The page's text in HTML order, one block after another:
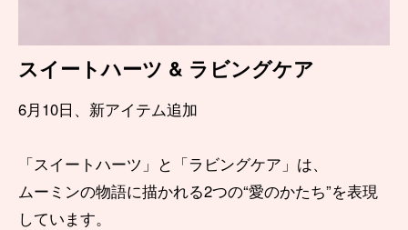
スイートハーツ & ラビングケア
6月10日、新アイテム追加
「スイートハーツ」と「ラビングケア」は、
ムーミンの物語に描かれる2つの“愛のかたち”を表現
しています。